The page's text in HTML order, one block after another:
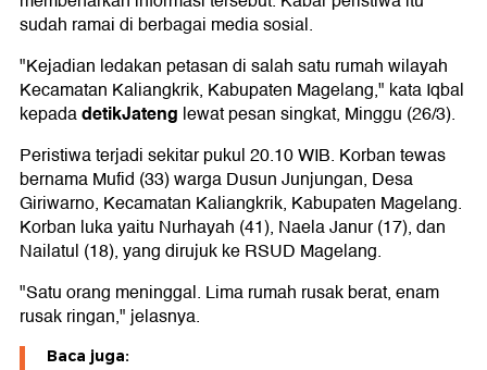
sudah ramai di berbagai media sosial.
"Kejadian ledakan petasan di salah satu rumah wilayah
Kecamatan Kaliangkrik, Kabupaten Magelang," kata Iqbal
kepadadetikJateng lewat pesan singkat, Minggu (26/3).
Peristiwa terjadi sekitar pukul 20.10 WIB. Korban tewas
bernama Mufid (33) warga Dusun Junjungan, Desa
Giriwarno, Kecamatan Kaliangkrik, Kabupaten Magelang.
Korban luka yaitu Nurhayah (41), Naela Janur (17), dan
Nailatul (18), yang dirujuk ke RSUD Magelang.
"Satu orang meninggal. Lima rumah rusak berat, enam
rusak ringan," jelasnya.
Baca juga: